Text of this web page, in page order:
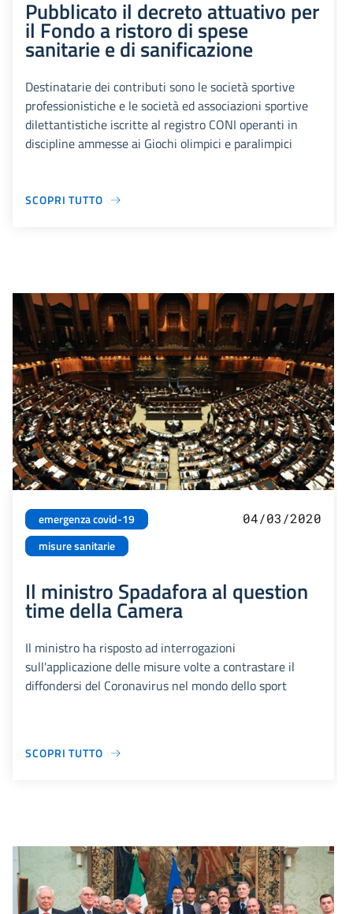
Pubblicato il decreto attuativo per
il Fondo a ristoro di spese
sanitarie e di sanificazione
Destinatarie dei contributi sono le società sportive
professionistiche e le società ed associazioni sportive
dilettantistiche iscritte al registro CONI operanti in
discipline ammesse ai Giochi olimpici e paralimpici
SCOPRI TUTTO
emergenza covid-19
misure sanitarie
04/03/2020
Il ministro Spadafora al question
time della Camera
Il ministro ha risposto ad interrogazioni
sull'applicazione delle misure volte a contrastare il
diffondersi del Coronavirus nel mondo dello sport
SCOPRI TUTTO